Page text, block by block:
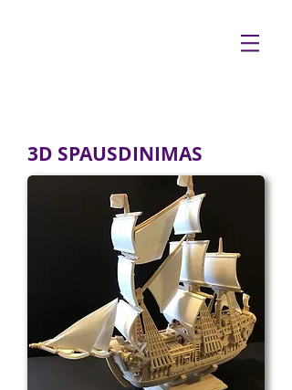
3D SPAUSDINIMAS